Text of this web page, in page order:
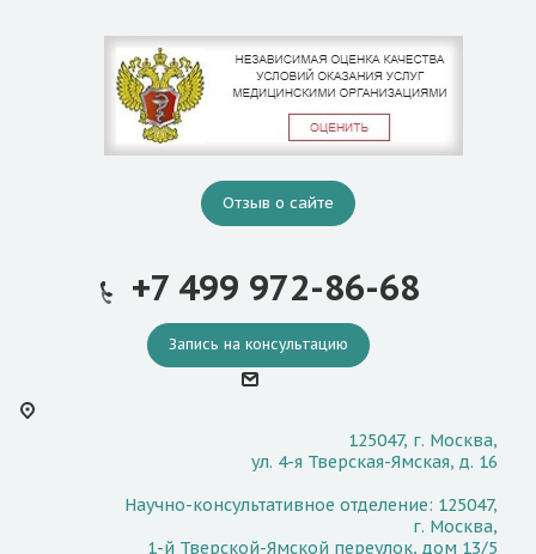
Отзыв о сайте
+7 499 972-86-68
Запись на консультацию
125047, г. Москва,
ул. 4-я Тверская-Ямская, д. 16
Научно-консультативное отделение: 125047,
г. Москва,
1-й Тверской-Ямской переулок, дом 13/5